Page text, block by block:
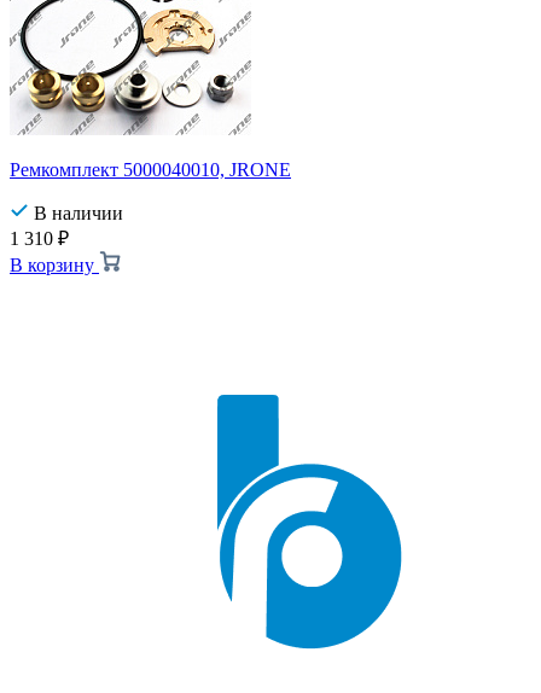
Ремкомплект 5000040010, JRONE
В наличии
1 310 ₽
В корзину